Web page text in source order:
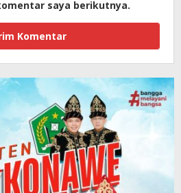
saya berikutnya.